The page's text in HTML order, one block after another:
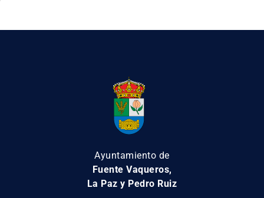
Ayuntamiento de
Fuente Vaqueros,
La Paz y Pedro Ruiz